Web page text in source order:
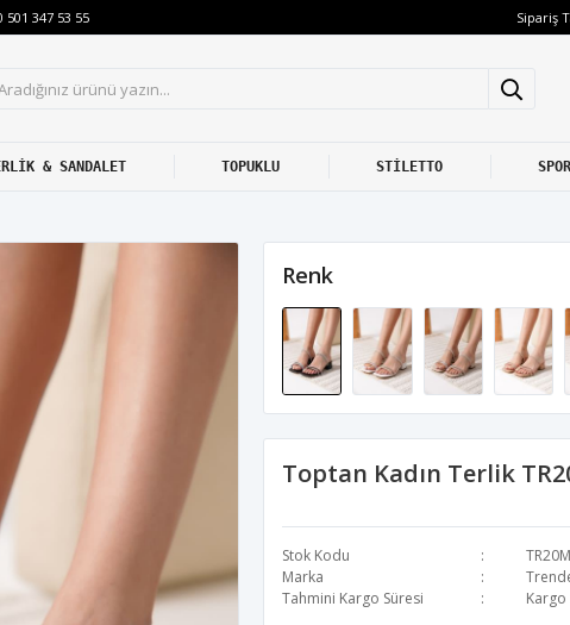
347 53 55 Sipariş
& SANDALET TOPUKLU STİLETTO SPOR
Toptan Kadın Terlik
Stok Kodu
Marka
Tahmini Kargo Süresi
Kargo
Renk